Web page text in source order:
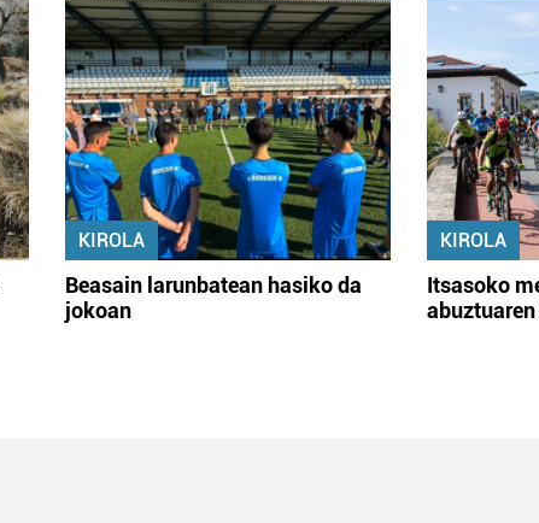
KIROLA
Beasain larunbatean hasiko da
jokoan
KIROLA
Itsasoko